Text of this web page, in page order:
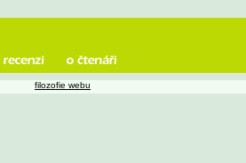
filozofie webu